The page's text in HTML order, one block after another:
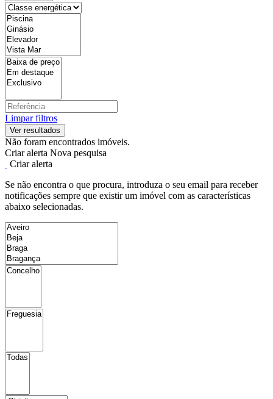
Limpar filtros
Não foram encontrados imóveis.
Criar alerta Nova pesquisa
Criar alerta
Se não encontra o que procura, introduza o seu email para receber
notificações sempre que existir um imóvel com as características
abaixo selecionadas.